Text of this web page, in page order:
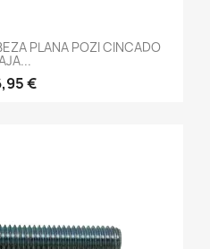
PLANA POZI CINCADO
€